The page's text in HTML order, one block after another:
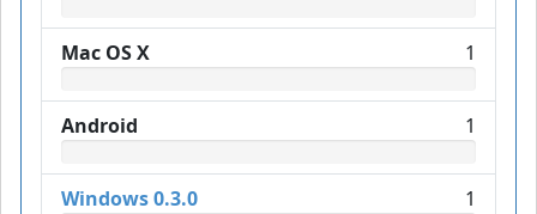
Mac OS X 1
Android 1
Windows 0.3.0 1